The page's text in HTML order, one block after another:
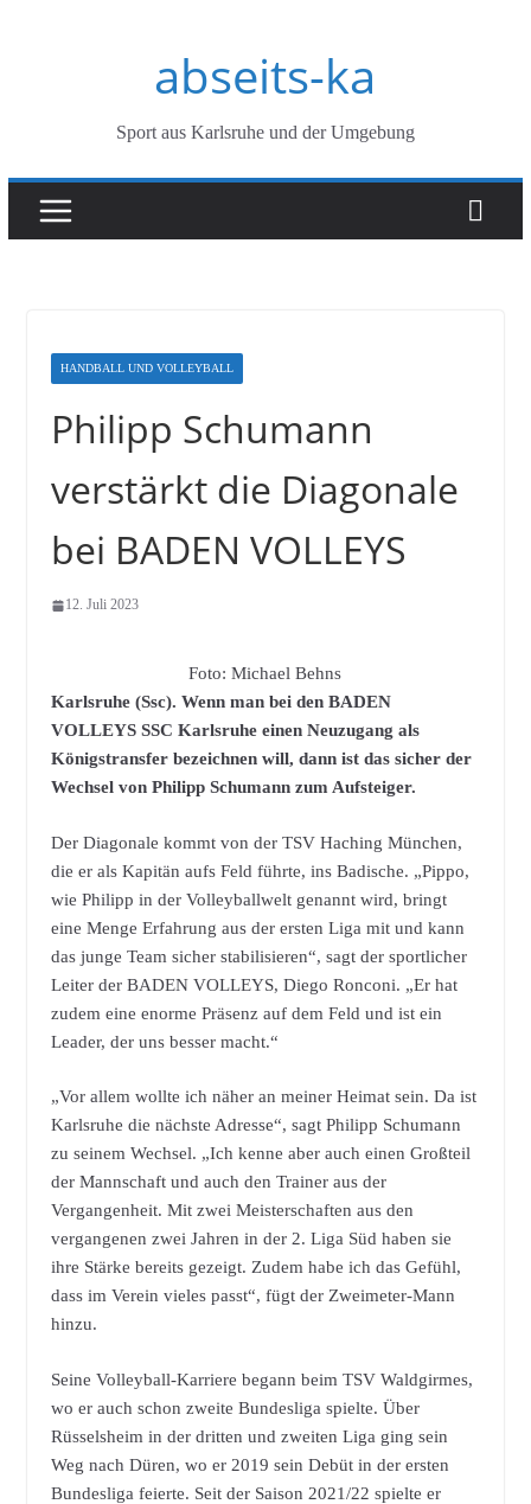
abseits-ka
Sport aus Karlsruhe und der Umgebung
HANDBALL UND VOLLEYBALL
Philipp Schumann
verstärkt die Diagonale
bei BADEN VOLLEYS
12. Juli 2023
Foto: Michael Behns
Karlsruhe (Ssc). Wenn man bei den BADEN
VOLLEYS SSC Karlsruhe einen Neuzugang als
Königstransfer bezeichnen will, dann ist das sicher der
Wechsel von Philipp Schumann zum Aufsteiger.
Der Diagonale kommt von der TSV Haching München,
die er als Kapitän aufs Feld führte, ins Badische. „Pippo,
wie Philipp in der Volleyballwelt genannt wird, bringt
eine Menge Erfahrung aus der ersten Liga mit und kann
das junge Team sicher stabilisieren“, sagt der sportlicher
Leiter der BADEN VOLLEYS, Diego Ronconi. „Er hat
zudem eine enorme Präsenz auf dem Feld und ist ein
Leader, der uns besser macht.“
„Vor allem wollte ich näher an meiner Heimat sein. Da ist
Karlsruhe die nächste Adresse“, sagt Philipp Schumann
zu seinem Wechsel. „Ich kenne aber auch einen Großteil
der Mannschaft und auch den Trainer aus der
Vergangenheit. Mit zwei Meisterschaften aus den
vergangenen zwei Jahren in der 2. Liga Süd haben sie
ihre Stärke bereits gezeigt. Zudem habe ich das Gefühl,
dass im Verein vieles passt“, fügt der Zweimeter-Mann
hinzu.
Seine Volleyball-Karriere begann beim TSV Waldgirmes,
wo er auch schon zweite Bundesliga spielte. Über
Rüsselsheim in der dritten und zweiten Liga ging sein
Weg nach Düren, wo er 2019 sein Debüt in der ersten
Bundesliga feierte. Seit der Saison 2021/22 spielte er